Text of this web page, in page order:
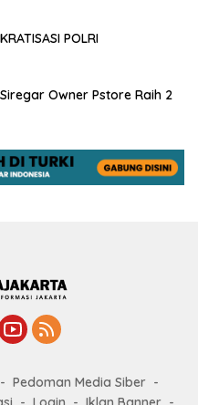
POLRI
Owner Pstore Raih 2
Pedoman Media Siber